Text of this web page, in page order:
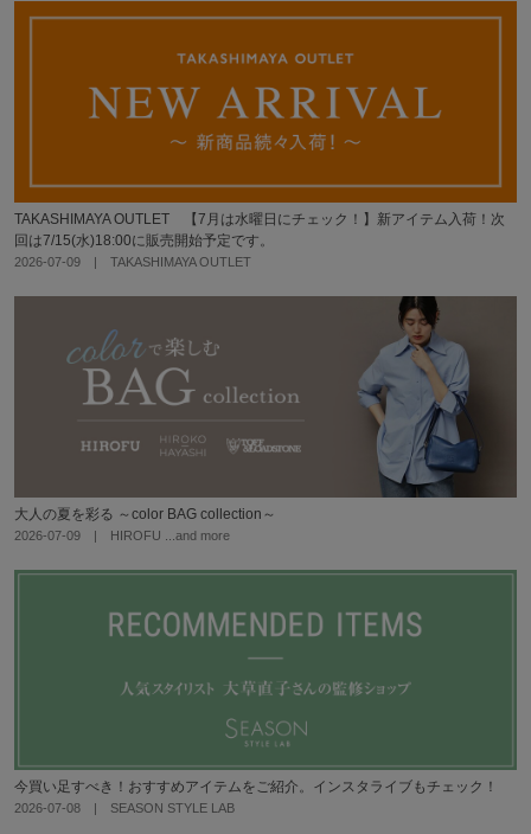
TAKASHIMAYA OUTLET 【7月は水曜日にチェック！】新アイテム入荷！次
回は7/15(水)18:00に販売開始予定です。
2026-07-09 | TAKASHIMAYA OUTLET
大人の夏を彩る ～color BAG collection～
2026-07-09 | HIROFU
今買い足すべき！おすすめアイテムをご紹介。インスタライブもチェック！
2026-07-08 | SEASON STYLE LAB